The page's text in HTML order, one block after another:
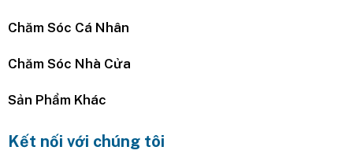
Chăm Sóc Cá Nhân
Chăm Sóc Nhà Cửa
Sản Phẩm Khác
Kết nối với chúng tôi